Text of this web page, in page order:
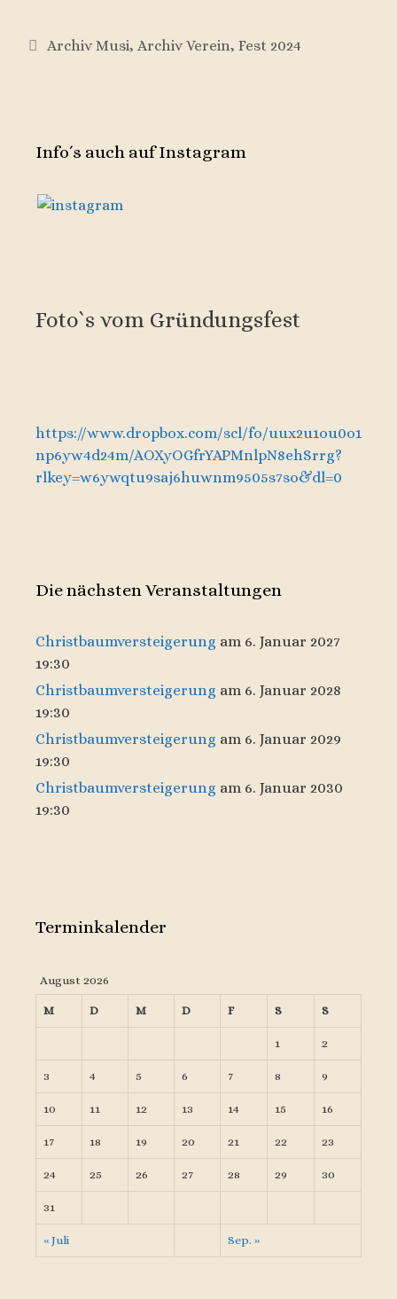
Kategorien
Archiv Musi,Archiv Verein,Fest 2024
Info´s auch auf Instagram
Foto`s vom Gründungsfest
https://www.dropbox.com/scl/fo/uux2u1ou0o1
np6yw4d24m/AOXyOGfrYAPMnlpN8ehSrrg?
rlkey=w6ywqtu9saj6huwnm9505s7so&dl=0
Die nächsten Veranstaltungen
Christbaumversteigerung am 6. Januar 2027
19:30
Christbaumversteigerung am 6. Januar 2028
19:30
Christbaumversteigerung am 6. Januar 2029
19:30
Christbaumversteigerung am 6. Januar 2030
19:30
Terminkalender
August 2026
M D M D F S S
1 2
3 4 5 6 7 8 9
10 11 12 13 14 15 16
17 18 19 20 21 22 23
24 25 26 27 28 29 30
31
« Juli Sep. »